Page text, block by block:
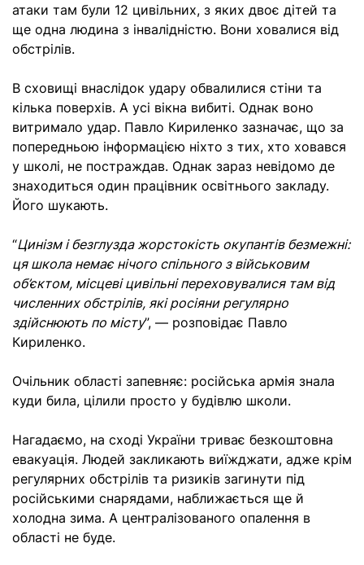
атаки там були 12 цивільних, з яких двоє дітей та
ще одна людина з інвалідністю. Вони ховалися від
обстрілів.
В сховищі внаслідок удару обвалилися стіни та
кілька поверхів. А усі вікна вибиті. Однак воно
витримало удар. Павло Кириленко зазначає, що за
попередньою інформацією ніхто з тих, хто ховався
у школі, не постраждав. Однак зараз невідомо де
знаходиться один працівник освітнього закладу.
Його шукають.
“Цинізм і безглузда жорстокість окупантів безмежні:
ця школа немає нічого спільного з військовим
об’єктом, місцеві цивільні переховувалися там від
численних обстрілів, які росіяни регулярно
здійснюють по місту”, — розповідає Павло
Кириленко.
Очільник області запевняє: російська армія знала
куди била, цілили просто у будівлю школи.
Нагадаємо, на сході України триває безкоштовна
евакуація. Людей закликають виїжджати, адже крім
регулярних обстрілів та ризиків загинути під
російськими снарядами, наближається ще й
холодна зима. А централізованого опалення в
області не буде.